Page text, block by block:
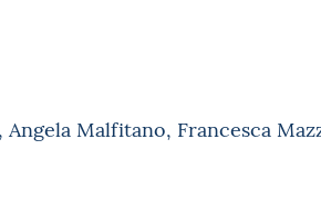
Malfitano, Francesca